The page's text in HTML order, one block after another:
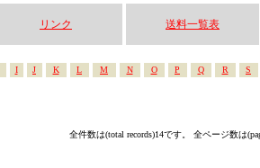
リンク 送料一覧表
I J K L M N O P Q R S
全件数は(total records)14です。 全ページ数は